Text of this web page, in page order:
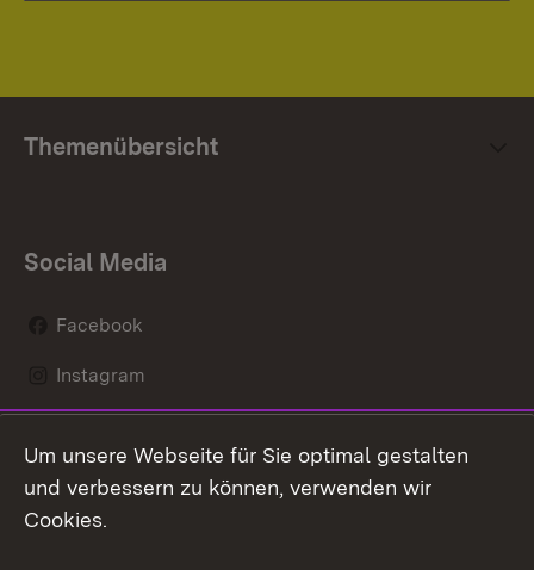
Themenübersicht
Social Media
Facebook
Instagram
Mastodon
Youtube
Um unsere Webseite für Sie optimal gestalten
und verbessern zu können, verwenden wir
Cookies.